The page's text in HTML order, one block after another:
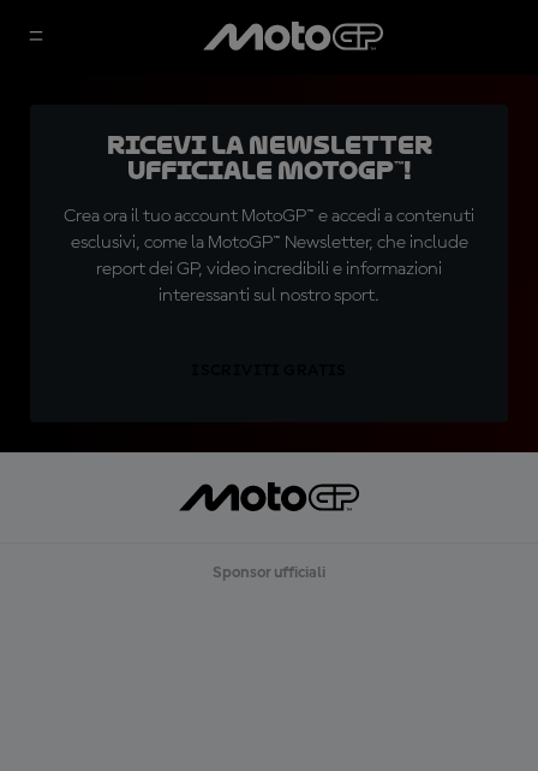
Ricevi la newsletter
ufficiale MotoGP™!
Crea ora il tuo account MotoGP™ e accedi a contenuti
esclusivi, come la MotoGP™ Newsletter, che include
report dei GP, video incredibili e informazioni
interessanti sul nostro sport.
Sponsor ufficiali